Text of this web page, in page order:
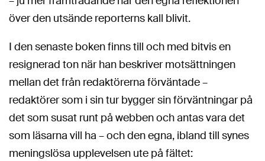
över den utsände reporterns kall blivit.
I den senaste boken finns till och med bitvis en
resignerad ton när han beskriver motsättningen
mellan det från redaktörerna förväntade –
redaktörer som i sin tur bygger sin förväntningar på
det som susat runt på webben och antas vara det
som läsarna vill ha – och den egna, ibland till synes
meningslösa upplevelsen ute på fältet: